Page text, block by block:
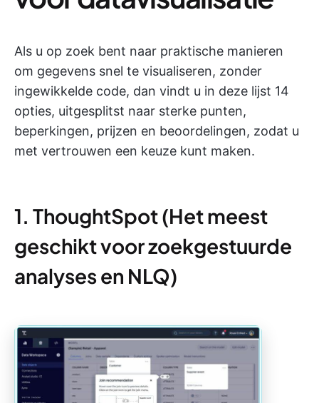
Als u op zoek bent naar praktische manieren
om gegevens snel te visualiseren, zonder
ingewikkelde code, dan vindt u in deze lijst 14
opties, uitgesplitst naar sterke punten,
beperkingen, prijzen en beoordelingen, zodat u
met vertrouwen een keuze kunt maken.
1. ThoughtSpot (Het meest
geschikt voor zoekgestuurde
analyses en NLQ)